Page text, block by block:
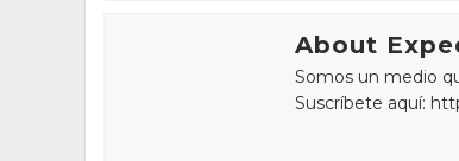
About
Somos un medio
Suscríbete aquí: